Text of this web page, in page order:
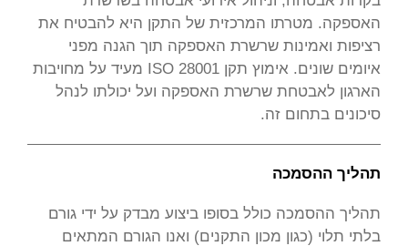
האספקה. מטרתו המרכזית של התקן היא להבטיח את
רציפות ואמינות שרשרת האספקה תוך הגנה מפני
איומים שונים. אימוץ תקן ISO 28001 מעיד על מחויבות
הארגון לאבטחת שרשרת האספקה ועל יכולתו לנהל
סיכונים בתחום זה.
תהליך ההסמכה
תהליך ההסמכה כולל בסופו ביצוע מבדק על ידי גורם
בלתי תלוי (כגון מכון התקנים) ואנו הגורם המתאים